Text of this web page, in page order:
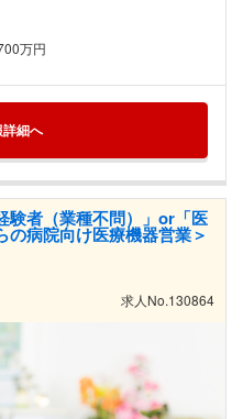
万円
細へ
験者（業種不問）」or「医
病院向け医療機器営業＞
求人No.130864